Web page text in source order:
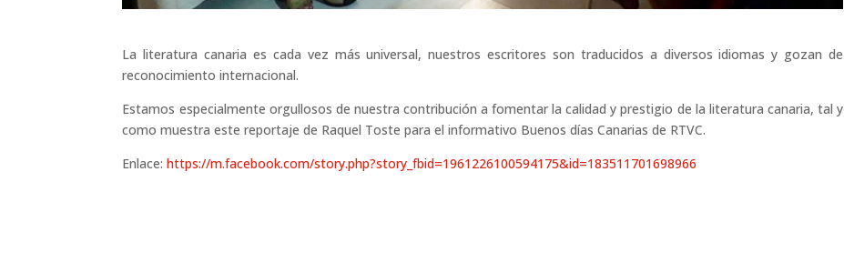
La literatura canaria es cada vez más universal, nuestros escritores son traducidos a diversos idiomas y gozan de
reconocimiento internacional.
Estamos especialmente orgullosos de nuestra contribución a fomentar la calidad y prestigio de la literatura canaria, tal y
como muestra este reportaje de Raquel Toste para el informativo Buenos días Canarias de RTVC.
Enlace:https://m.facebook.com/story.php?story_fbid=1961226100594175&id=183511701698966